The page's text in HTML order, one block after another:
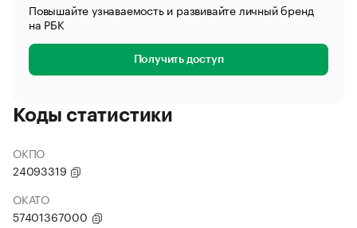
Повышайте узнаваемость и развивайте личный бренд
на РБК
Получить доступ
Коды статистики
ОКПО
24093319
ОКАТО
57401367000